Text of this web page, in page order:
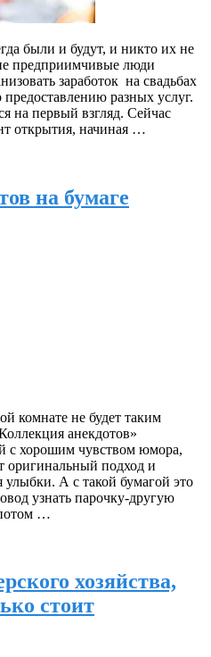
были и будут, и никто их не
предприимчивые люди
заработок на свадьбах
разных услуг.
на первый взгляд. Сейчас
открытия, начиная …
на бумаге
комнате не будет таким
анекдотов»
с хорошим чувством юмора,
оригинальный подход и
А с такой бумагой это
узнать парочку-другую
…
хозяйства,
стоит